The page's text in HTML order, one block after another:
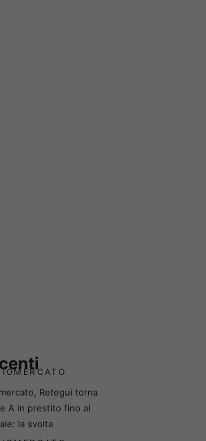
Retegui torna
A in prestito fino al
la svolta